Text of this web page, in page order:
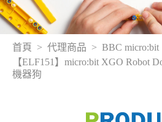
首頁 代理商品 BBC micro:bit
【ELF151】micro:bit XGO Robot
機器狗